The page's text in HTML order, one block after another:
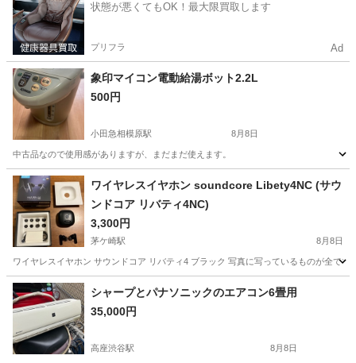
状態が悪くてもOK！最大限買取します
プリフラ Ad
象印マイコン電動給湯ボット2.2L
500円
小田急相模原駅 8月8日
中古品なので使用感がありますが、まだまだ使えます。
神奈川 相模原市 小田急相模原駅
ワイヤレスイヤホン soundcore Libety4NC (サウ
ンドコア リバティ4NC)
3,300円
茅ケ崎駅 8月8日
ワイヤレスイヤホン サウンドコア リバティ4 ブラック 写真に写っているものが全て
神奈川 茅ヶ崎市 茅ケ崎駅 オーディオ
シャープとパナソニックのエアコン6畳用
35,000円
高座渋谷駅 8月8日